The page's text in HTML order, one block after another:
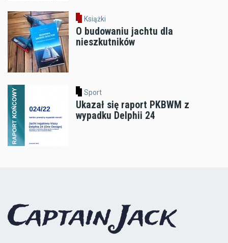
Książki
O budowaniu jachtu dla
nieszkutników
Sport
Ukazał się raport PKBWM z
wypadku Delphii 24